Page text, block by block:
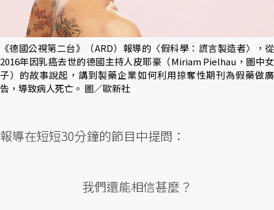
《德國公視第二台》（ARD）報導的〈假科學：謊言製造者〉，從
2016年因乳癌去世的德國主持人皮耶豪（Miriam Pielhau，圖中女
子）的故事說起，講到製藥企業如何利用掠奪性期刊為假藥做廣
告，導致病人死亡。 圖／歐新社
報導在短短30分鐘的節目中提問：
我們還能相信甚麼？